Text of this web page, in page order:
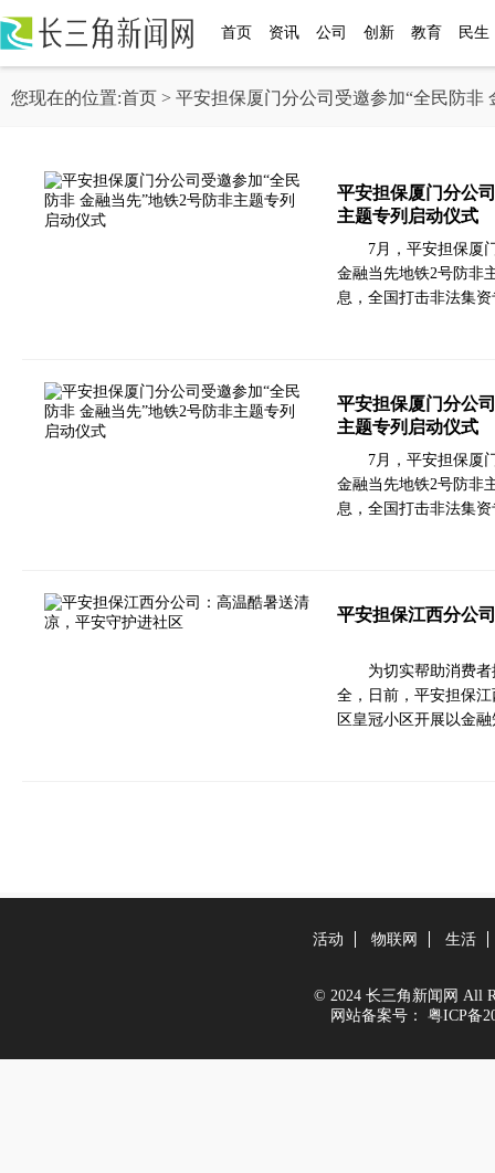
首页 资讯 公司 创新 教育 民生
您现在的位置:首页 > 平安担保厦门分公司受邀参加“全民防非
平安担保厦门分公
主题专列启动仪式
7月，平安担保厦
金融当先地铁2号防非
息，全国打击非法集
平安担保厦门分公
主题专列启动仪式
7月，平安担保厦
金融当先地铁2号防非
息，全国打击非法集
平安担保江西分公
为切实帮助消费
全，日前，平安担保
区皇冠小区开展以金
活动 物联网 生活
© 2024 长三角新闻网 All
网站备案号：
粤ICP备